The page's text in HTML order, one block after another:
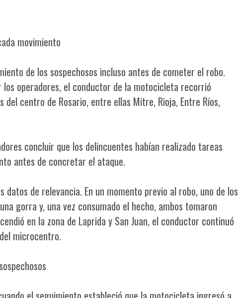
movimiento
de los sospechosos incluso antes de cometer el robo.
operadores, el conductor de la motocicleta recorrió
centro de Rosario, entre ellas Mitre, Rioja, Entre Ríos,
concluir que los delincuentes habían realizado tareas
antes de concretar el ataque.
de relevancia. En un momento previo al robo, uno de los
gorra y, una vez consumado el hecho, ambos tomaron
en la zona de Laprida y San Juan, el conductor continuó
microcentro.